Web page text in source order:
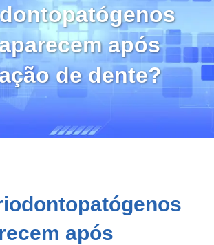
após
de dente?
após